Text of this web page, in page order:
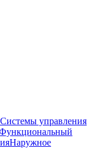
Системы управления
Наружное